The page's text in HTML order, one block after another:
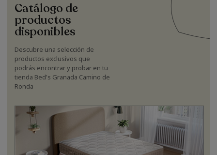
Catálogo de
productos
disponibles
Descubre una selección de
productos exclusivos que
podrás encontrar y probar en tu
tienda Bed's Granada Camino de
Ronda